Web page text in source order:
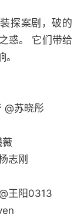
探案剧，破的
惑。 它们带给
@苏晓彤
薇
志刚
王阳0313